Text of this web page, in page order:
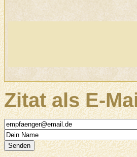
Zitat als E-